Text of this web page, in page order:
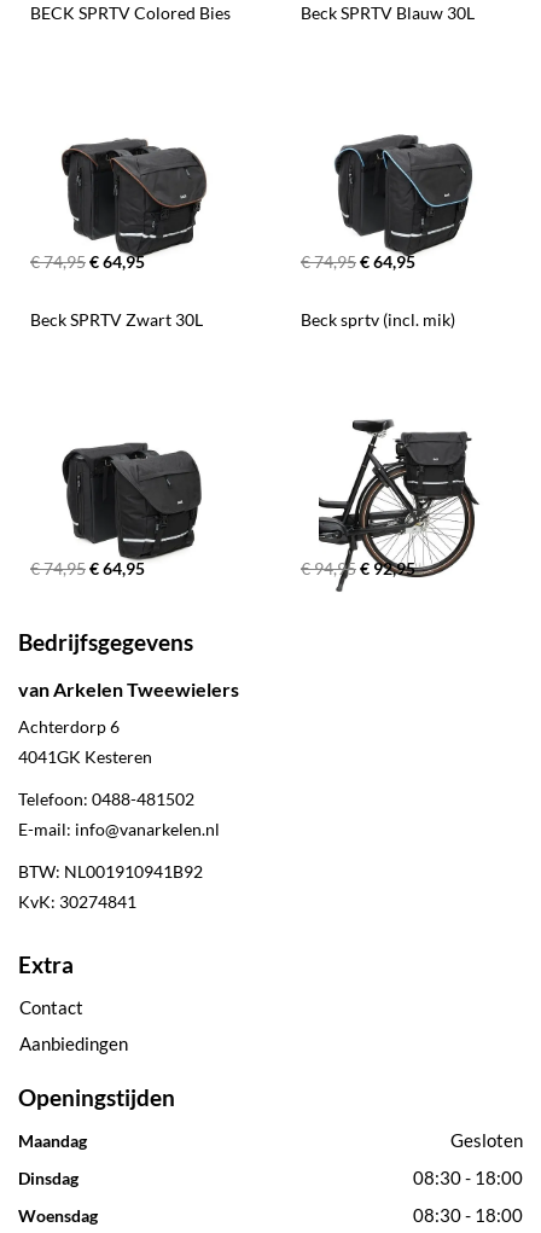
BECK SPRTV Colored Bies
€ 74,95€ 64,95
Beck SPRTV Blauw 30L
€ 74,95€ 64,95
Beck SPRTV Zwart 30L
€ 74,95€ 64,95
Beck sprtv (incl. mik)
€ 94,95€ 92,95
Bedrijfsgegevens
van Arkelen Tweewielers
Achterdorp 6
4041GK Kesteren
Telefoon: 0488-481502
E-mail: info@vanarkelen.nl
BTW: NL001910941B92
KvK: 30274841
Extra
Contact
Aanbiedingen
Openingstijden
Maandag Gesloten
Dinsdag 08:30 - 18:00
Woensdag 08:30 - 18:00